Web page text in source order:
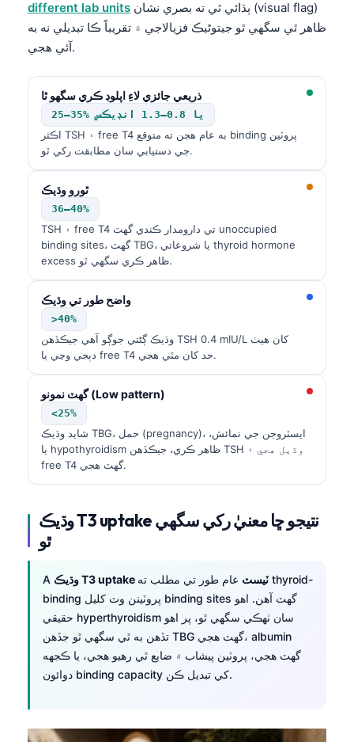
different lab units
ظاهر ٿي سگهي ٿو جيتوڻيڪ فزيالاجي ۾ تقريباً ڪا تبديلي نه به
آئي هجي.
ذريعي جائزي لاءِ اپلوڊ ڪري سگهو ٿا
25–35% يا 0.8–1.3 انڊيڪس
اڪثر TSH ۽ free T4 به عام هجن ته متوقع binding پروٽين
جي دستيابي سان مطابقت رکي ٿو.
ٿورو وڌيڪ
36–40%
TSH ۽ free T4 تي دارومدار ڪندي گهٽ unoccupied
binding sites، گهٽ TBG، يا شروعاتي thyroid hormone
excess ظاهر ڪري سگهي ٿو.
واضح طور تي وڌيڪ
>40%
وڌيڪ ڳڻتي جوڳو آهي جيڪڏهن TSH 0.4 mIU/L کان هيٺ
دٻجي وڃي يا free T4 حد کان مٿي هجي.
گهٽ نمونو (Low pattern)
<25%
شايد وڌيڪ TBG، حمل (pregnancy)، ايسٽروجن جي نمائش،
يا hypothyroidism ظاهر ڪري، جيڪڏهن TSH وڌيل هجي ۽
free T4 گهٽ هجي.
وڌيڪ T3 uptake نتيجو ڇا معنيٰ رکي سگهي
ٿو
A وڌيڪ T3 uptake ٽيسٽ عام طور تي مطلب ته thyroid-
binding پروٽينن وٽ کليل binding sites گهٽ آهن. اهو
حقيقي hyperthyroidism سان ٺهڪي سگهي ٿو، پر اهو
تڏهن به ٿي سگهي ٿو جڏهن TBG گهٽ هجي، albumin
گهٽ هجي، پروٽين پيشاب ۾ ضايع ٿي رهيو هجي، يا ڪجهه
دوائون binding capacity کي تبديل ڪن.